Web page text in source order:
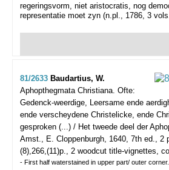
regeringsvorm, niet aristocratis, nog
representatie moet zyn (n.pl., 1786, 3
81/2633 Baudartius, W.
Aphopthegmata Christiana. Ofte:
Gedenck-weerdige, Leersame ende
ende verscheydene Christelicke, ende
gesproken (...) / Het tweede deel der
Amst., E. Cloppenburgh, 1640, 7th ed., 2
(8),266,(11)p., 2 woodcut title-vignettes,
- First half waterstained in upper part/ outer corner.